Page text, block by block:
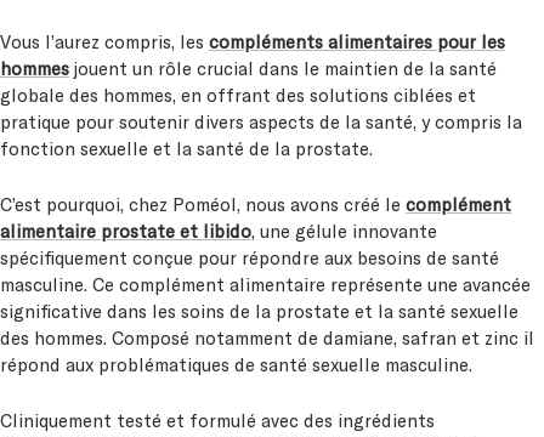
Vous l’aurez compris, les compléments alimentaires pour les
hommes jouent un rôle crucial dans le maintien de la santé
globale des hommes, en offrant des solutions ciblées et
pratique pour soutenir divers aspects de la santé, y compris la
fonction sexuelle et la santé de la prostate.
C’est pourquoi, chez Poméol, nous avons créé le complément
alimentaire prostate et libido, une gélule innovante
spécifiquement conçue pour répondre aux besoins de santé
masculine. Ce complément alimentaire représente une avancée
significative dans les soins de la prostate et la santé sexuelle
des hommes. Composé notamment de damiane, safran et zinc il
répond aux problématiques de santé sexuelle masculine.
Cliniquement testé et formulé avec des ingrédients